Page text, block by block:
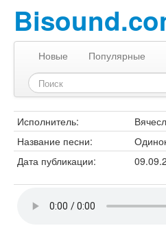
Новые Популярные
Исполнитель:
Название песни:
Дата публикации: